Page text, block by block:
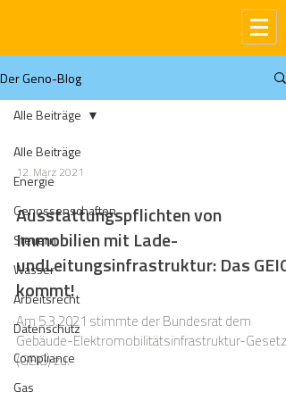
Der Geno-Blog
Alle Beiträge
Energie
Genossenschaften
Steuern
Wasser
Arbeitsrecht
Datenschutz
Compliance
Gas
Alle Beiträge
12. März 2021
Ausstattungspflichten von
Immobilien mit Lade-
undLeitungsinfrastruktur: Das GEIG
kommt!
Am 5.3.2021 stimmte der Bundesrat dem
Gebäude-Elektromobilitätsinfrastruktur-Gesetz
(GEIG) zu.